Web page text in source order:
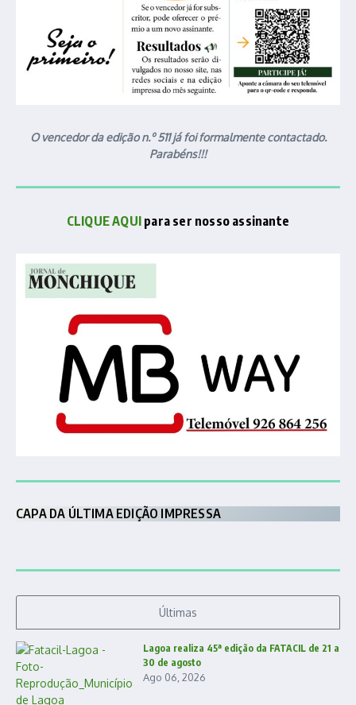
O vencedor da edição n.º 511 já foi formalmente contactado.
Parabéns!!!
CLIQUE AQUI para ser nosso assinante
CAPA DA ÚLTIMA EDIÇÃO IMPRESSA
Últimas
Lagoa realiza 45ª edição da FATACIL de 21 a
30 de agosto
Ago 06, 2026